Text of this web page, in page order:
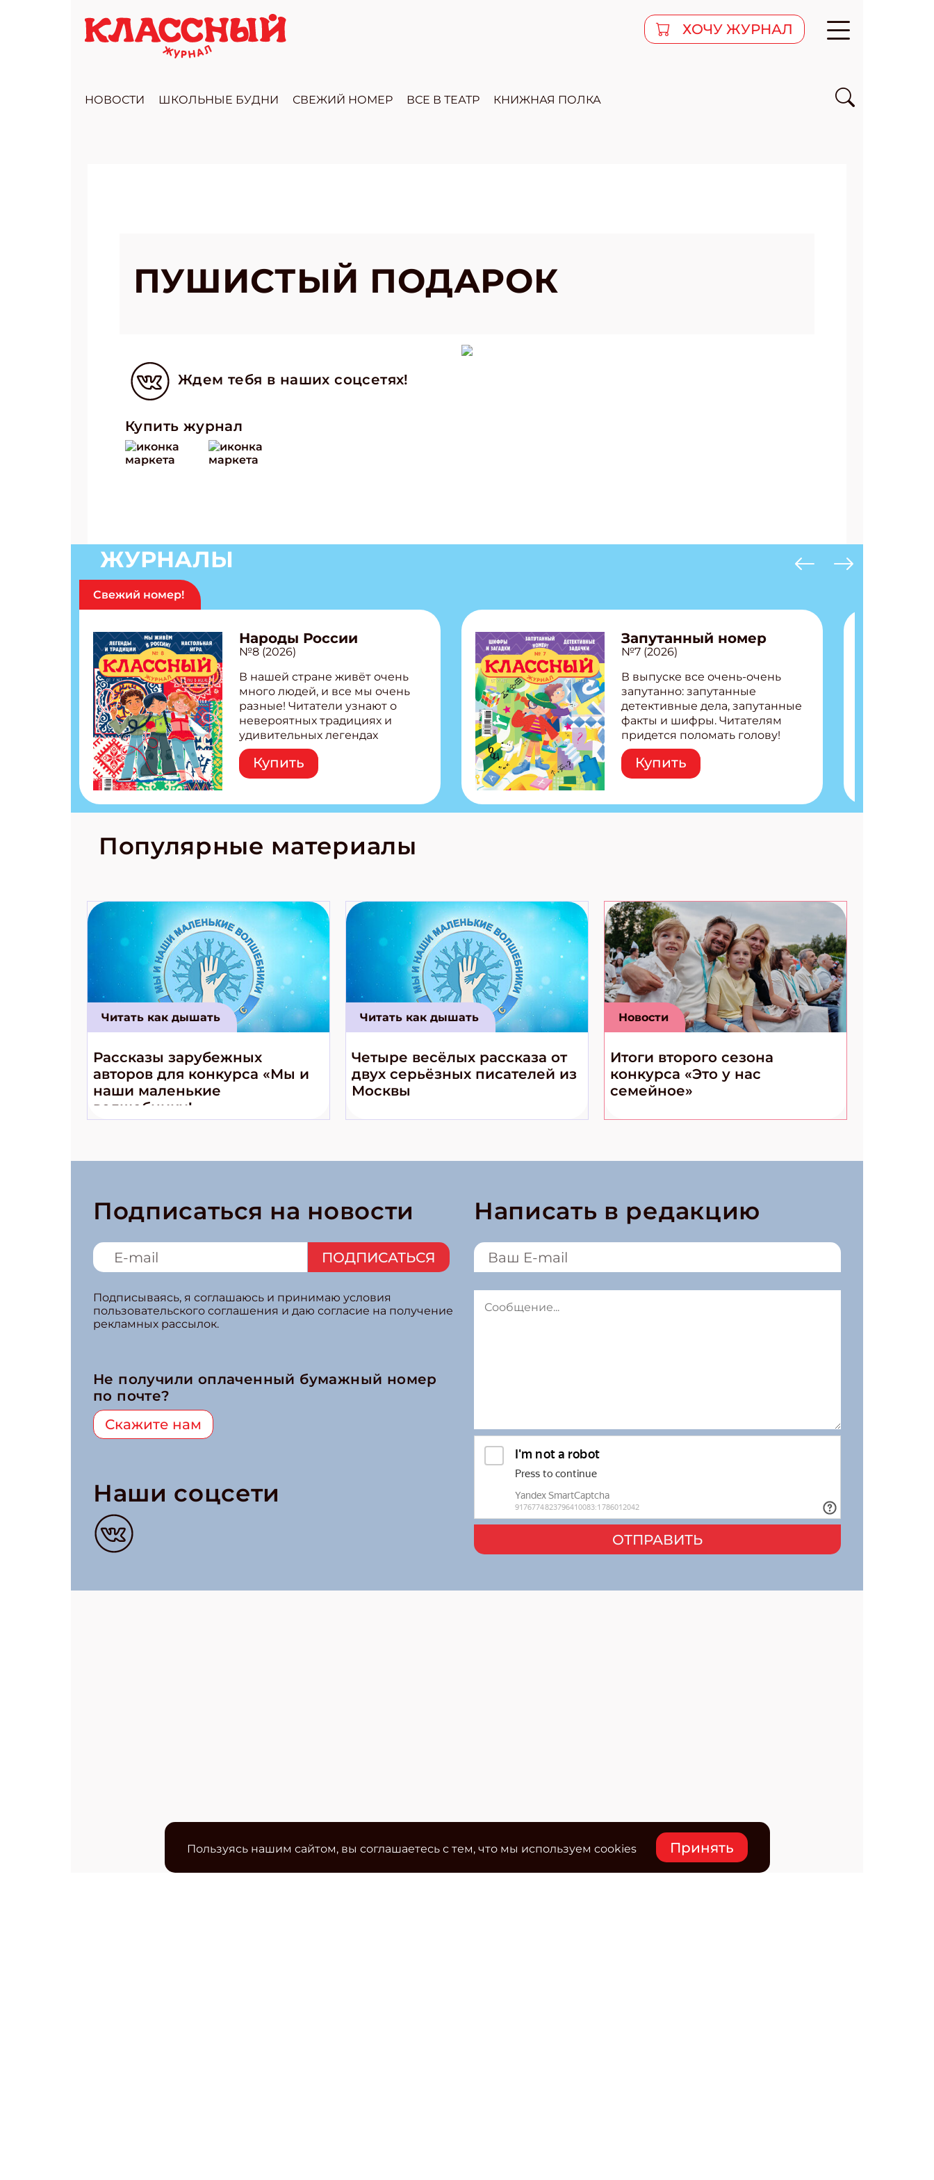
ХОЧУ ЖУРНАЛ
НОВОСТИ ШКОЛЬНЫЕ БУДНИ СВЕЖИЙ НОМЕР ВСЕ В ТЕАТР КНИЖНАЯ ПОЛКА
ПУШИСТЫЙ ПОДАРОК
Ждем тебя в наших соцсетях!
Купить журнал
ЖУРНАЛЫ
Свежий номер!
Народы России
№8 (2026)
В нашей стране живёт очень
много людей, и все мы очень
разные! Читатели узнают о
невероятных традициях и
удивительных легендах
народов России! Внутри:
Легенды татар, башкир и
бурятов Настольная игра
странные слова Традиционные
космические приключения!
Купить
Запутанный номер
№7 (2026)
В выпуске все очень-очень
запутанно: запутанные
детективные дела, запутанные
факты и шифры. Читателям
придется поломать голову!
Внутри: Шифры и
расшифровки Плетем
запутанные поделки
Ищем коды 3 комикса
Купить
Популярные материалы
Читать как дышать
Рассказы зарубежных
авторов для конкурса «Мы и
наши маленькие
волшебники!»
Читать как дышать
Четыре весёлых рассказа от
двух серьёзных писателей из
Москвы
Новости
Итоги второго сезона
конкурса «Это у нас
семейное»
Подписаться на новости
ПОДПИСАТЬСЯ
Подписываясь, я соглашаюсь и принимаю условия
пользовательского соглашения и даю согласие на получение
рекламных рассылок.
Не получили оплаченный бумажный номер
по почте?
Скажите нам
Наши соцсети
Написать в редакцию
ОТПРАВИТЬ
Пользуясь нашим сайтом, вы соглашаетесь с тем, что мы используем cookies Принять